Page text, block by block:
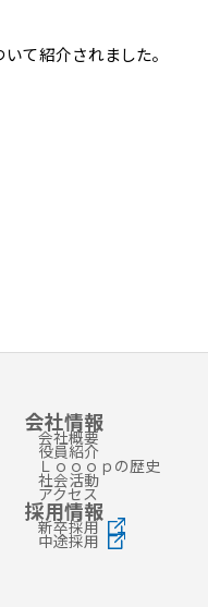
て紹介されました。
会社情報
会社概要
役員紹介
Ｌｏｏｏｐの歴史
社会活動
アクセス
採用情報
新卒採用
中途採用